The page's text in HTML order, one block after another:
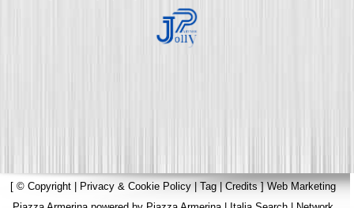
[ © Copyright | Privacy & Cookie Policy | Tag|Credits]Web Marketing